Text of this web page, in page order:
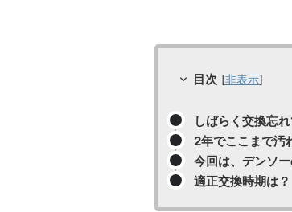
目次 [非表示]
しばらく交換忘
2年でここまで汚
今回は、デンソ
適正交換時期は？